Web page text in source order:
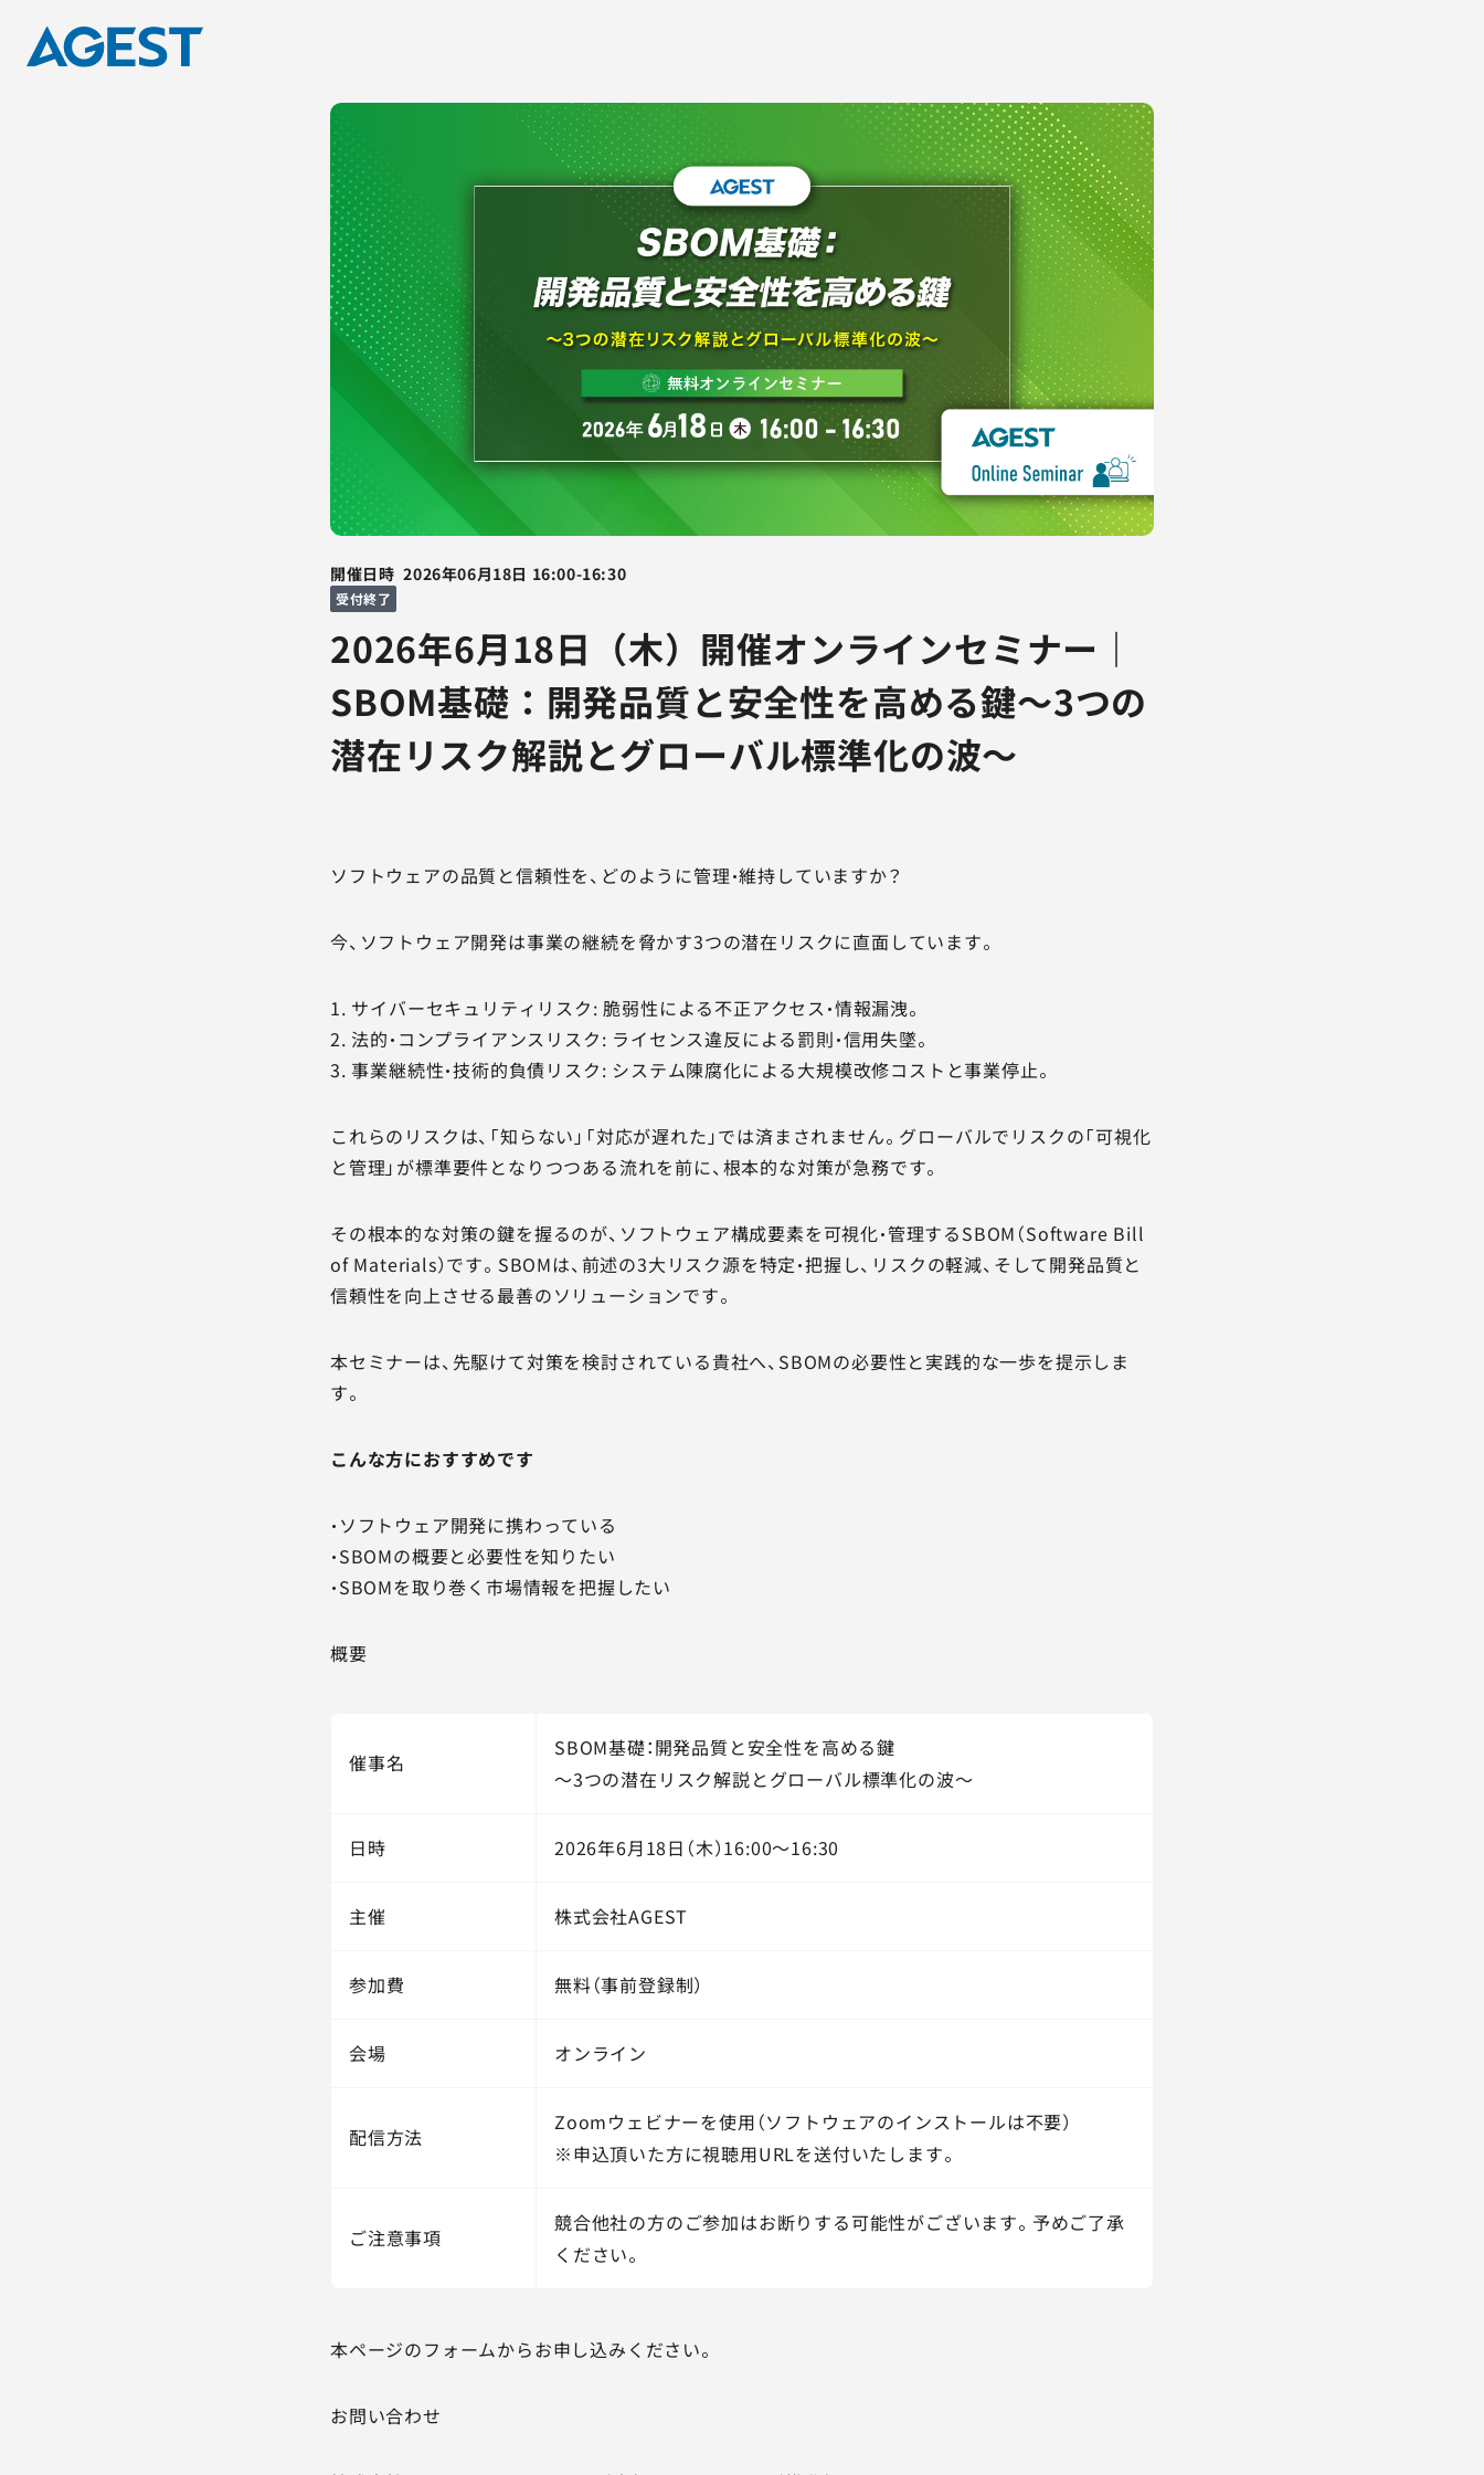
開催日時 2026年06月18日 16:00-16:30
受付終了
2026年6月18日（木）開催オンラインセミナー｜
SBOM基礎：開発品質と安全性を高める鍵～3つの
潜在リスク解説とグローバル標準化の波～
ソフトウェアの品質と信頼性を、どのように管理・維持していますか？
今、ソフトウェア開発は事業の継続を脅かす3つの潜在リスクに直面しています。
1. サイバーセキュリティリスク: 脆弱性による不正アクセス・情報漏洩。
2. 法的・コンプライアンスリスク: ライセンス違反による罰則・信用失墜。
3. 事業継続性・技術的負債リスク: システム陳腐化による大規模改修コストと事業停止。
これらのリスクは、「知らない」「対応が遅れた」では済まされません。グローバルでリスクの「可視化
と管理」が標準要件となりつつある流れを前に、根本的な対策が急務です。
その根本的な対策の鍵を握るのが、ソフトウェア構成要素を可視化・管理するSBOM（Software Bill
of Materials）です。SBOMは、前述の3大リスク源を特定・把握し、リスクの軽減、そして開発品質と
信頼性を向上させる最善のソリューションです。
本セミナーは、先駆けて対策を検討されている貴社へ、SBOMの必要性と実践的な一歩を提示しま
す。
こんな方におすすめです
・ソフトウェア開発に携わっている
・SBOMの概要と必要性を知りたい
・SBOMを取り巻く市場情報を把握したい
概要
催事名
SBOM基礎：開発品質と安全性を高める鍵
～3つの潜在リスク解説とグローバル標準化の波～
日時 2026年6月18日（木）16:00～16:30
主催 株式会社AGEST
参加費 無料（事前登録制）
会場 オンライン
配信方法
Zoomウェビナーを使用（ソフトウェアのインストールは不要）
※申込頂いた方に視聴用URLを送付いたします。
ご注意事項
競合他社の方のご参加はお断りする可能性がございます。予めご了承
ください。
本ページのフォームからお申し込みください。
お問い合わせ